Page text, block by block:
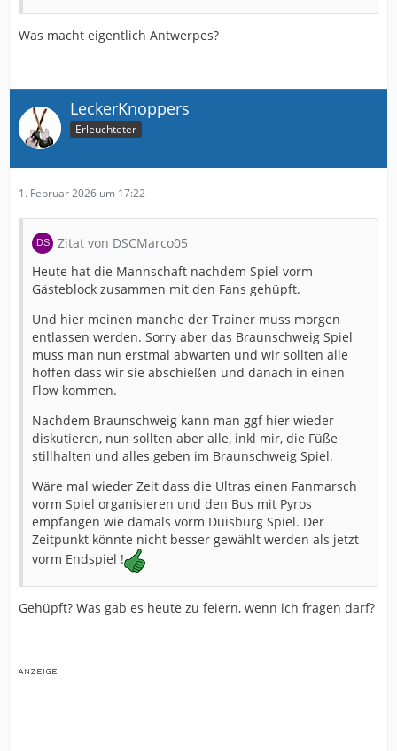
Was macht eigentlich Antwerpes?
LeckerKnoppers
Erleuchteter
1. Februar 2026 um 17:22
Zitat von DSCMarco05
Heute hat die Mannschaft nachdem Spiel vorm
Gästeblock zusammen mit den Fans gehüpft.
Und hier meinen manche der Trainer muss morgen
entlassen werden. Sorry aber das Braunschweig Spiel
muss man nun erstmal abwarten und wir sollten alle
hoffen dass wir sie abschießen und danach in einen
Flow kommen.
Nachdem Braunschweig kann man ggf hier wieder
diskutieren, nun sollten aber alle, inkl mir, die Füße
stillhalten und alles geben im Braunschweig Spiel.
Wäre mal wieder Zeit dass die Ultras einen Fanmarsch
vorm Spiel organisieren und den Bus mit Pyros
empfangen wie damals vorm Duisburg Spiel. Der
Zeitpunkt könnte nicht besser gewählt werden als jetzt
vorm Endspiel !
Gehüpft? Was gab es heute zu feiern, wenn ich fragen darf?